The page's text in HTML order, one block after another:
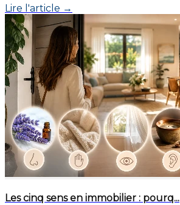
Lire l'article →
Les cinq sens en immobilier : pourq...